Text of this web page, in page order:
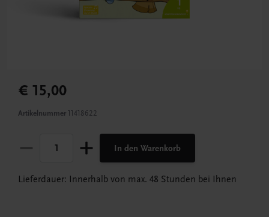
€ 15,00
Artikelnummer 11418622
In den Warenkorb
Lieferdauer: Innerhalb von max. 48 Stunden bei Ihnen